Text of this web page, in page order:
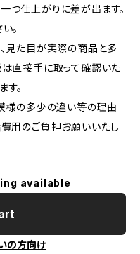
つ仕上がりに差が出ます。
。
見た目が実際の商品と多
直接手に取って確認いた
。
様の多少の違い等の理由
用のご負担お願いいたし
available
の方向け